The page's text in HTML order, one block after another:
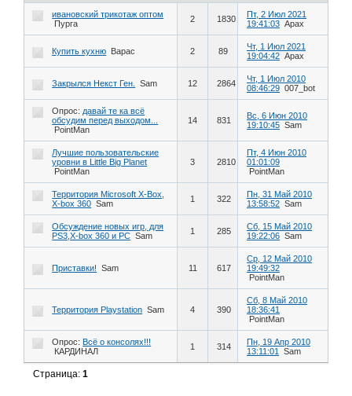
ивановский трикотаж оптом
Пурга
2 1830
Пт, 2 Июл 2021
19:41:03 Арах
Купить кухню Варас 2 89
Чт, 1 Июл 2021
19:04:42 Арах
Закрылся Некст Ген. Sam 12 2864
Чт, 1 Июл 2010
08:46:29 007_bot
Опрос: давай те ка всё
обсудим перед выходом...
PointMan
14 831
Вс, 6 Июн 2010
19:10:45 Sam
Лучшие пользовательские
уровни в Little Big Planet
PointMan
3 2810
Пт, 4 Июн 2010
01:01:09
PointMan
Территория Microsoft X-Box,
X-box 360 Sam 1 322
Пн, 31 Май 2010
13:58:52 Sam
Обсуждение новых игр, для
PS3,X-box 360 и PC Sam 1 285
Сб, 15 Май 2010
19:22:06 Sam
Приставки! Sam 11 617
Ср, 12 Май 2010
19:49:32
PointMan
Территория Playstation Sam 4 390
Сб, 8 Май 2010
18:36:41
PointMan
Опрос: Всё о консолях!!!
КАРДИНАЛ
1 314
Пн, 19 Апр 2010
13:11:01
Sam
Страница:1